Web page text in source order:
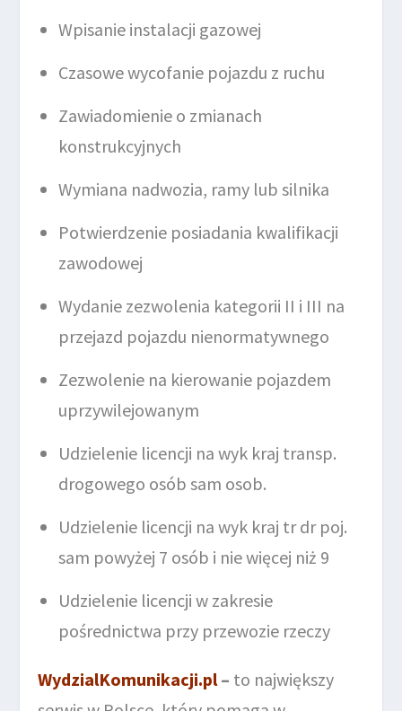
Wpisanie instalacji gazowej
Czasowe wycofanie pojazdu z ruchu
Zawiadomienie o zmianach
konstrukcyjnych
Wymiana nadwozia, ramy lub silnika
Potwierdzenie posiadania kwalifikacji
zawodowej
Wydanie zezwolenia kategorii II i III na
przejazd pojazdu nienormatywnego
Zezwolenie na kierowanie pojazdem
uprzywilejowanym
Udzielenie licencji na wyk kraj transp.
drogowego osób sam osob.
Udzielenie licencji na wyk kraj tr dr poj.
sam powyżej 7 osób i nie więcej niż 9
Udzielenie licencji w zakresie
pośrednictwa przy przewozie rzeczy
WydzialKomunikacji.pl – to największy